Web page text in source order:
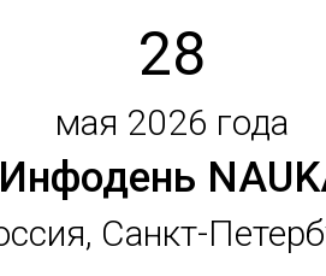
28
мая 2026 года
Санкт-